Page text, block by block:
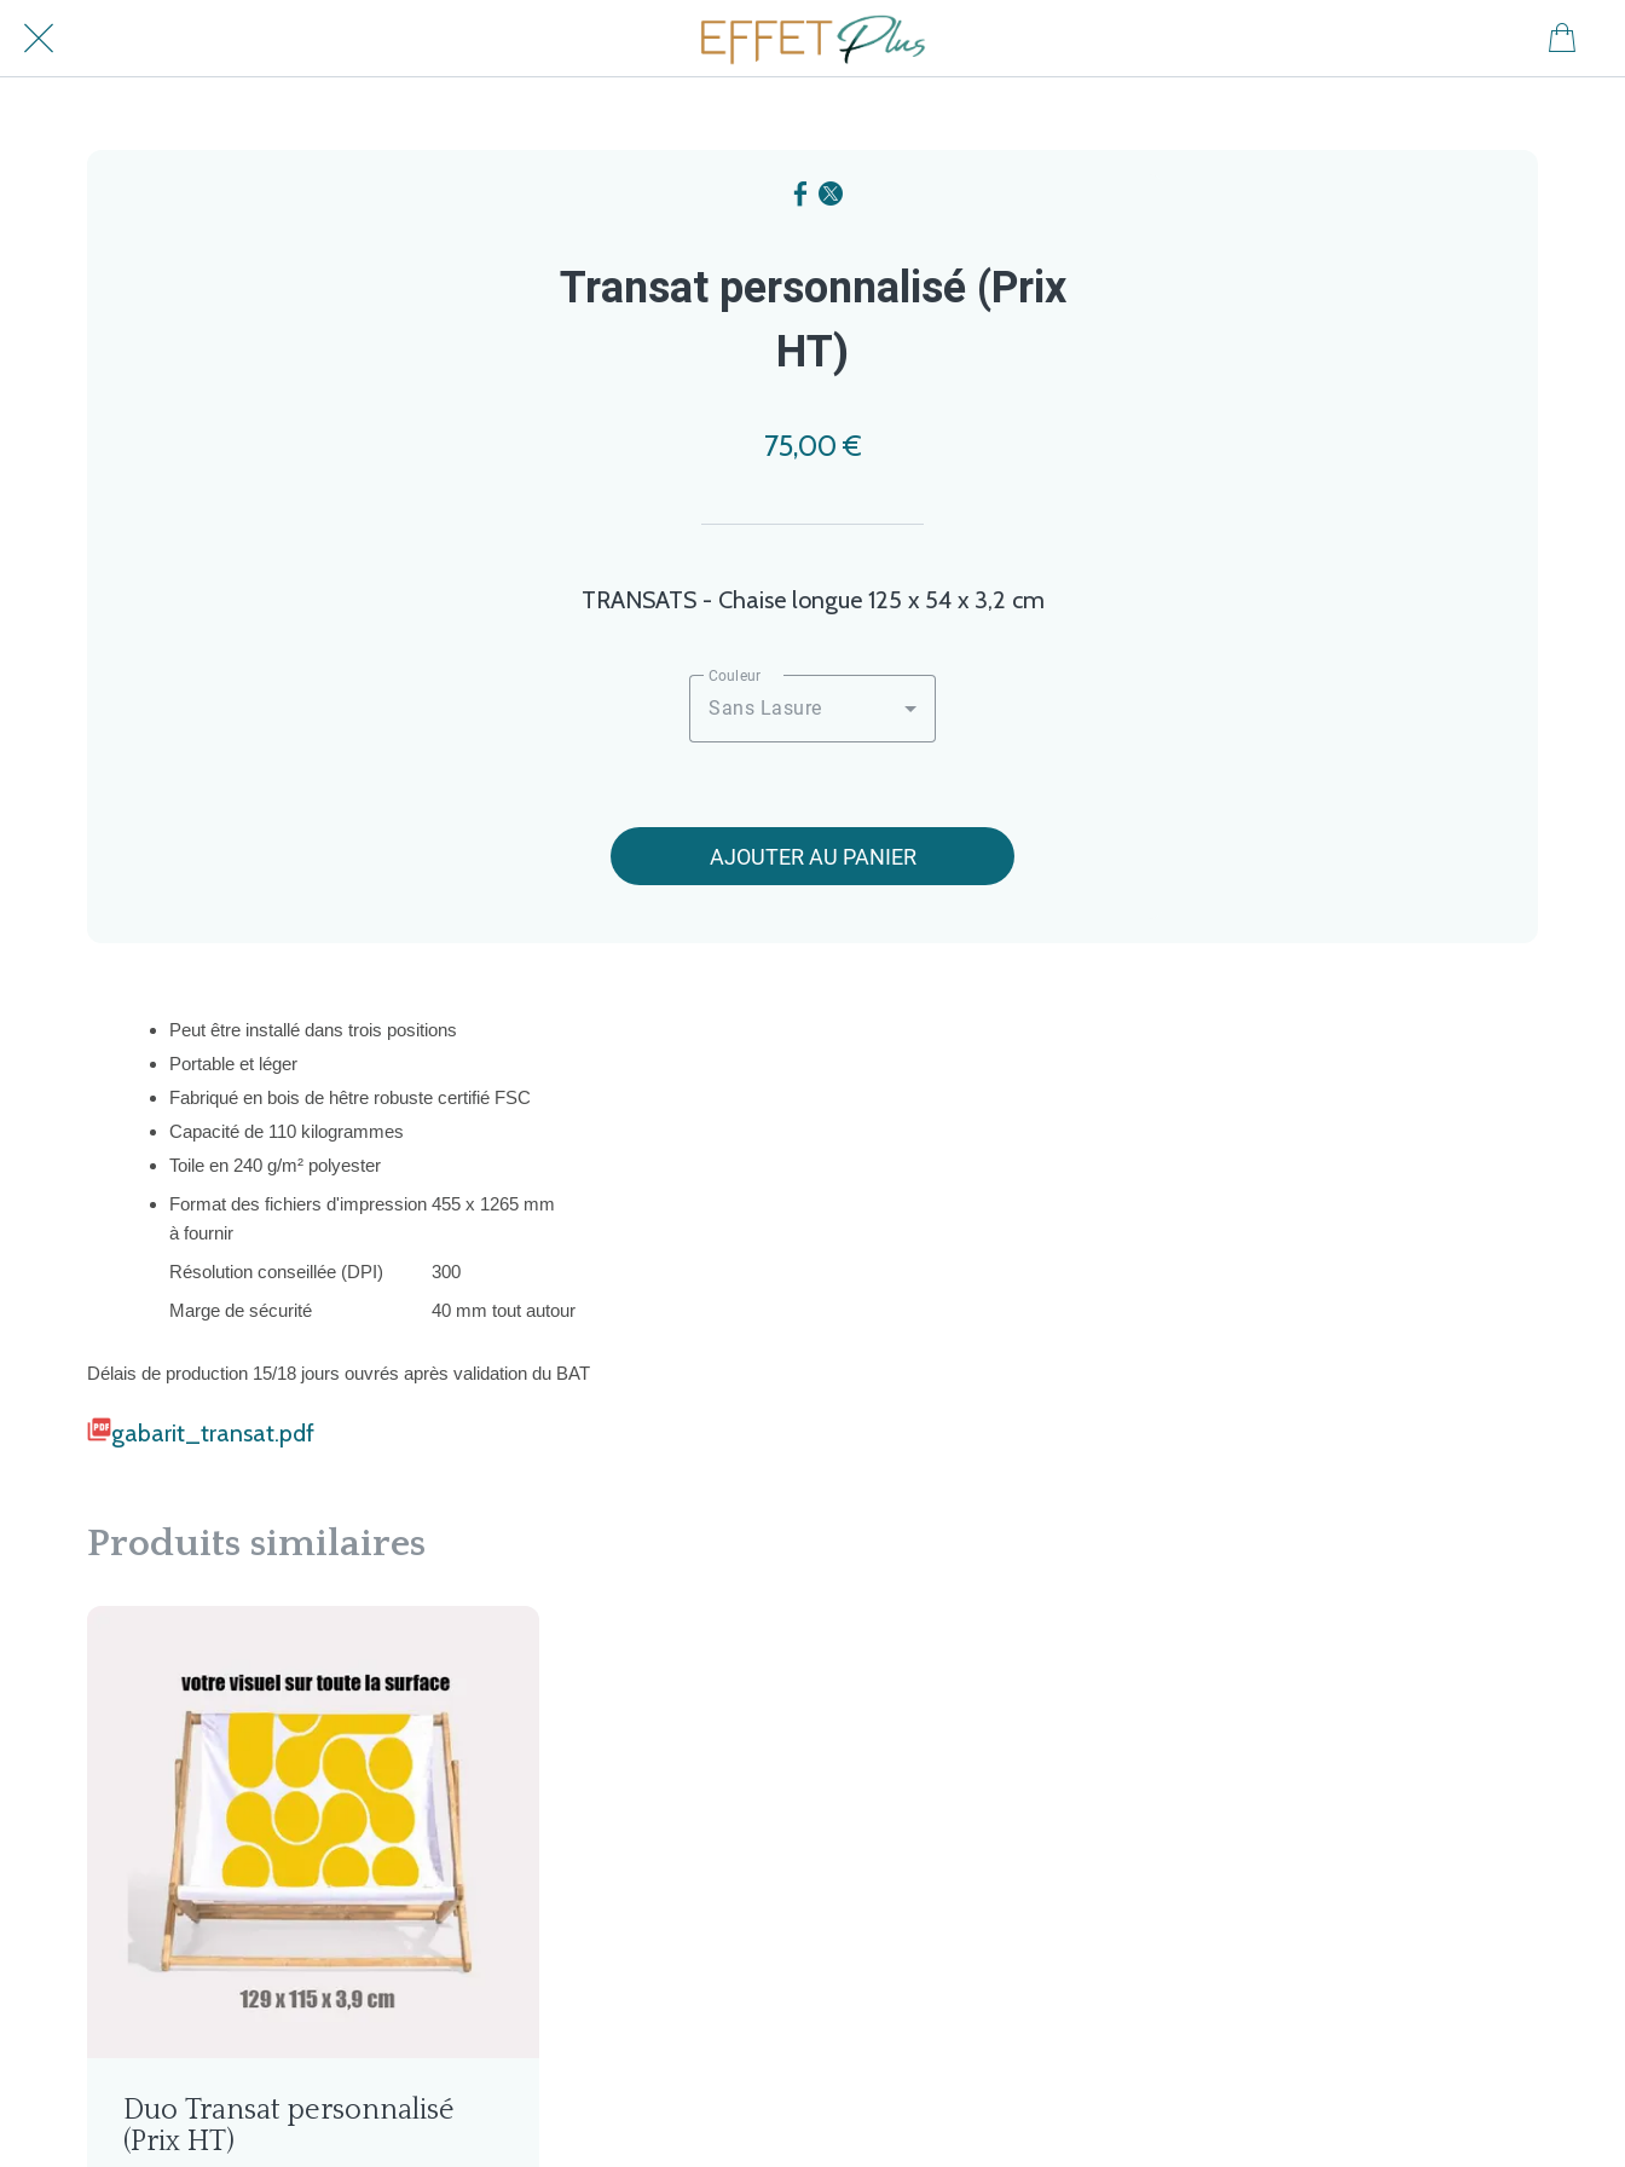
Transat personnalisé (Prix
HT)
75,00 €
TRANSATS - Chaise longue 125 x 54 x 3,2 cm
Couleur
Sans Lasure
AJOUTER AU PANIER
Peut être installé dans trois positions
Portable et léger
Fabriqué en bois de hêtre robuste certifié FSC
Capacité de 110 kilogrammes
Toile en 240 g/m² polyester
Format des fichiers d'impression
à fournir
455 x 1265 mm
Résolution conseillée (DPI)
300
Marge de sécurité
40 mm tout autour
Délais de production 15/18 jours ouvrés après validation du BAT
gabarit_transat.pdf
Produits similaires
Duo Transat personnalisé
(Prix HT)